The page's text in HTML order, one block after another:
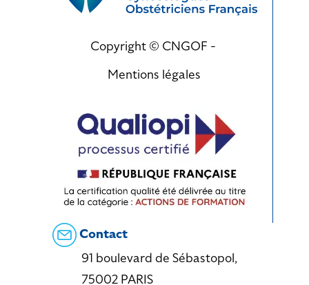
Copyright © CNGOF -
Mentions légales
Contact
91 boulevard de Sébastopol,
75002 PARIS